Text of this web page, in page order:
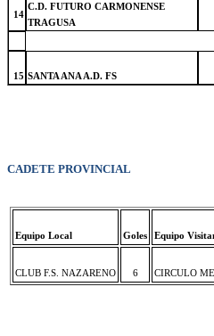
14
C.D. FUTURO CARMONENSE
TRAGUSA
15 SANTA ANA A.D. FS
CADETE PROVINCIAL
Equipo Local Goles Equipo
CLUB F.S. NAZARENO 6 CIRCULO